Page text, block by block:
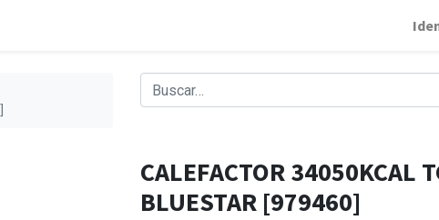
CALEFACTOR 34050KCAL
BLUESTAR [979460]